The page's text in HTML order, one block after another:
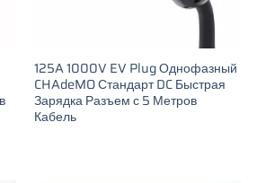
125A 1000V EV Plug Однофазный
CHAdeMO Стандарт DC Быстрая
Зарядка Разъем с 5 Метров
Кабель